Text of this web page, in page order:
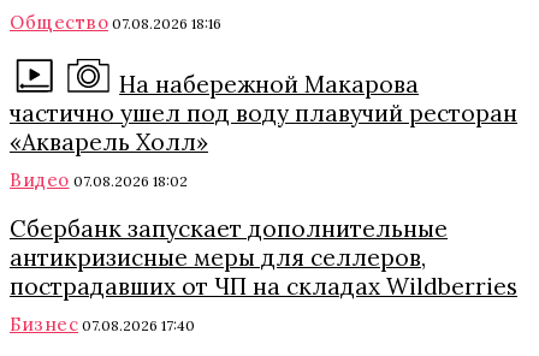
Общество 07.08.2026 18:16
На набережной Макарова
частично ушел под воду плавучий ресторан
«Акварель Холл»
Видео 07.08.2026 18:02
Сбербанк запускает дополнительные
антикризисные меры для селлеров,
пострадавших от ЧП на складах Wildberries
Бизнес 07.08.2026 17:40